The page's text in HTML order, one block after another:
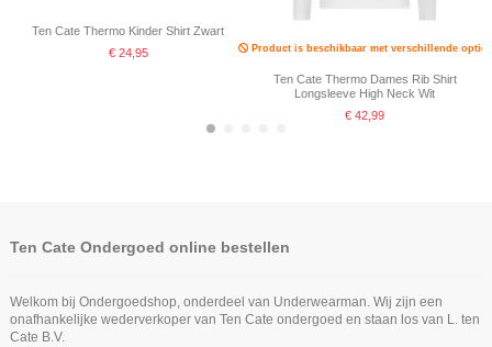
Ten Cate Thermo Kinder Shirt Zwart
€ 24,95
Product is beschikbaar met verschillende opties
Ten Cate Thermo Dames Rib Shirt
Longsleeve High Neck Wit
€ 42,99
Ten Cate Ondergoed online bestellen
Welkom bij Ondergoedshop, onderdeel van Underwearman. Wij zijn een
onafhankelijke wederverkoper van Ten Cate ondergoed en staan los van L. ten
Cate B.V.